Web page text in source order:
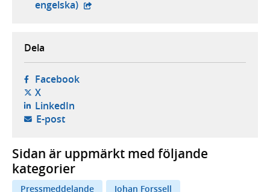
engelska) - extern webbplats,
Dela
Facebook- öppnas i ny flik, extern webbplats,
X- öppnas i ny flik, extern webbplats,
LinkedIn- öppnas i ny flik, extern webbplats,
E-post- öppnar din e-postklient,
Sidan är uppmärkt med följande
kategorier
Pressmeddelande
Johan Forssell